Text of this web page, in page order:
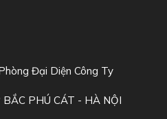
Đại Diện Công Ty
BẮC PHÚ CÁT - HÀ NỘI